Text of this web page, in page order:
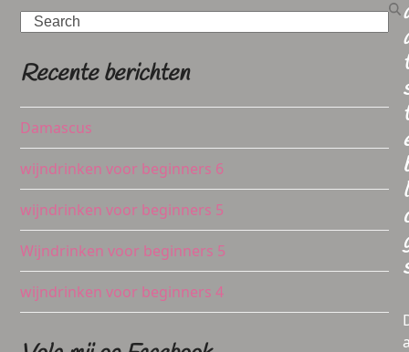
Search
Recente berichten
Damascus
wijndrinken voor beginners 6
wijndrinken voor beginners 5
Wijndrinken voor beginners 5
wijndrinken voor beginners 4
t
t
l